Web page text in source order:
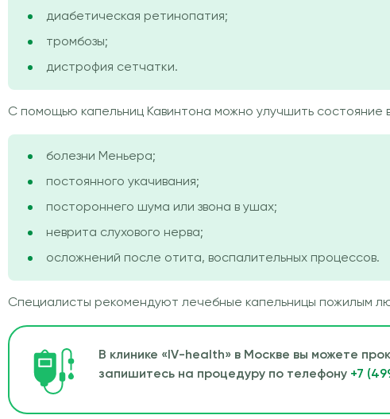
диабетическая ретинопатия;
тромбозы;
дистрофия сетчатки.
С помощью капельниц Кавинтона можно улучшить состояние
болезни Меньера;
постоянного укачивания;
постороннего шума или звона в ушах;
неврита слухового нерва;
осложнений после отита, воспалительных процессов.
Специалисты рекомендуют лечебные капельницы пожилым
В клинике «IV-health» в Москве вы можете
запишитесь на процедуру по телефону +7